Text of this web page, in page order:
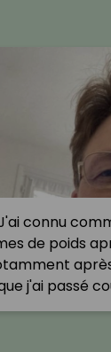
connu
de poids
j'ai passé